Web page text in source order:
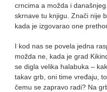
crncima a možda i
skrnave tu knjigu. Znači nije
kada je izgovarao one
I kod nas se povela jedna
možda ne, kada je grad
se digla velika halabuka –
takav grb, oni time vređaju,
čemu se zapravo radi? Na